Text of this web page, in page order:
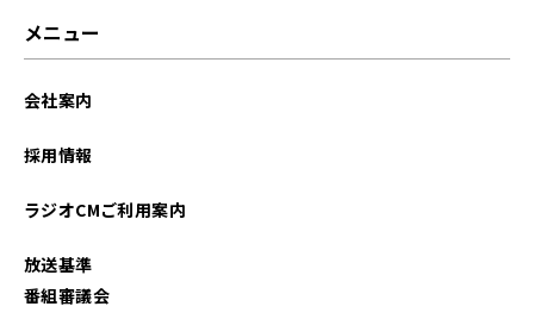
メニュー
会社案内
採用情報
ラジオCMご利用案内
放送基準
番組審議会